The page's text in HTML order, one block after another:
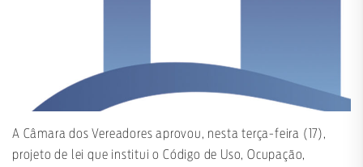
A Câmara dos Vereadores aprovou, nesta terça-feira (17),
projeto de lei que institui o Código de Uso, Ocupação,